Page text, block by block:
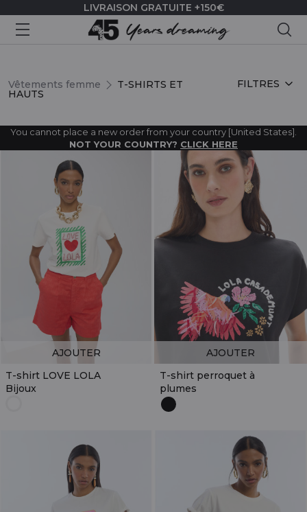
LIVRAISON GRATUITE +150€
Vêtements femme T-SHIRTS ET
HAUTS
T-SHIRTS ET HAUTS FILTRES
You cannot place a new order from your country [United States].
NOT YOUR COUNTRY? CLICK HERE
T-shirt LOVE LOLA
Bijoux
AJOUTER
T-shirt perroquet à
plumes
AJOUTER